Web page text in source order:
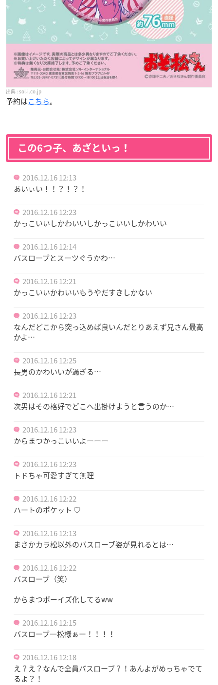
sol-i.co.jp
予約はこちら。
この6つ子、あざといっ！
2016.12.16 12:13
あいぃい！！？！？！
2016.12.16 12:23
かっこいいしかわいいしかっこいいしかわいい
2016.12.16 12:14
バスローブとスーツぐうかわ…
2016.12.16 12:21
かっこいいかわいいもうやだすきしかない
2016.12.16 12:23
なんだどこから突っ込めば良いんだとりあえず兄さん最高
かよ…
2016.12.16 12:25
長男のかわいいが過ぎる…
2016.12.16 12:21
次男はその格好でどこへ出掛けようと言うのか…
2016.12.16 12:23
からまつかっこいいよーーー
2016.12.16 12:23
トドちゃ可愛すぎて無理
2016.12.16 12:22
ハートのポケット ♡
2016.12.16 12:13
まさかカラ松以外のバスローブ姿が見れるとは…
2016.12.16 12:22
バスローブ（笑）
からまつボーイズ化してるww
2016.12.16 12:15
バスローブ一松様ぁー！！！！
2016.12.16 12:18
え？え？なんで全員バスローブ？！あんよがめっちゃでて
るよ？！